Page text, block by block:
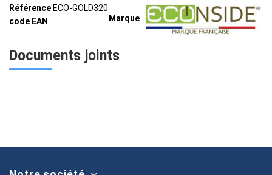
Marque
Référence ECO-GOLD320
code EAN
Documents joints